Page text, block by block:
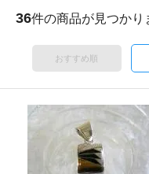
36件の商品が見つかり
おすすめ順